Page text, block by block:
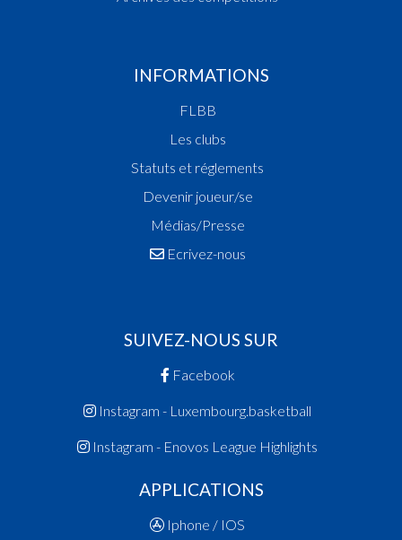
INFORMATIONS
FLBB
Les clubs
Statuts et réglements
Devenir joueur/se
Médias/Presse
Ecrivez-nous
SUIVEZ-NOUS SUR
Facebook
Instagram - Luxembourg.basketball
Instagram - Enovos League Highlights
APPLICATIONS
Iphone / IOS